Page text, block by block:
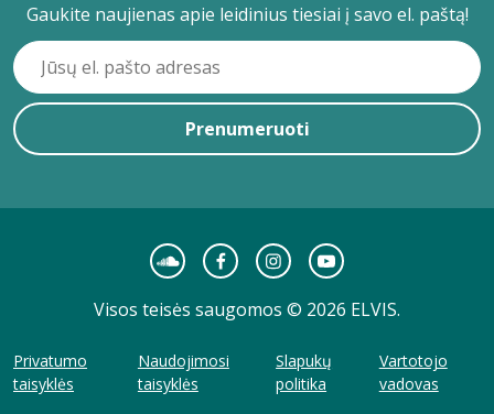
Gaukite naujienas apie leidinius tiesiai į savo el. paštą!
Prenumeruoti
Visos teisės saugomos © 2026 ELVIS.
Privatumo
taisyklės
Naudojimosi
taisyklės
Slapukų
politika
Vartotojo
vadovas